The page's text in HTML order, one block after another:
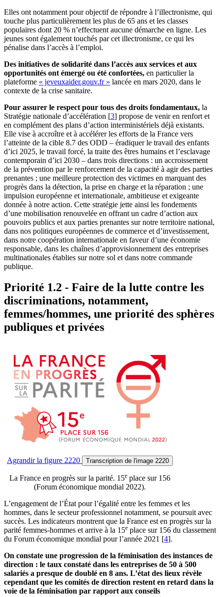
Elles ont notamment pour objectif de répondre à l’illectronisme, qui
touche plus particulièrement les plus de 65 ans et les classes
populaires dont 20 % n’effectuent aucune démarche en ligne. Les
jeunes sont également touchés par cet illectronisme, ce qui les
pénalise dans l’accès à l’emploi.
Des initiatives de solidarité dans l’accès aux services et aux
opportunités ont émergé ou été confortées, en particulier la
plateforme « jeveuxaider.gouv.fr » lancée en mars 2020, dans le
contexte de la crise sanitaire.
Pour assurer le respect pour tous des droits fondamentaux, la
Stratégie nationale d’accélération [3] propose de venir en renfort et
en complément des plans d’action interministériels déjà existants.
Elle vise à accroître et à accélérer les efforts de la France vers
l’atteinte de la cible 8.7 des ODD – éradiquer le travail des enfants
d’ici 2025, le travail forcé, la traite des êtres humains et l’esclavage
contemporain d’ici 2030 – dans trois directions : un accroissement
de la prévention par le renforcement de la capacité à agir des parties
prenantes ; une meilleure protection des victimes en marquant des
progrès dans la détection, la prise en charge et la réparation ; une
impulsion européenne et internationale, ambitieuse et exigeante
donnée à notre action. Cette stratégie jette ainsi les fondements
d’une mobilisation renouvelée en offrant un cadre d’action aux
pouvoirs publics et aux parties prenantes sur notre territoire national,
dans nos politiques européennes de commerce et d’investissement,
dans notre coopération internationale en faveur d’une économie
responsable, dans les chaînes d’approvisionnement des entreprises
multinationales établies sur notre sol et dans notre commande
publique.
Priorité 1.2 - Faire de la lutte contre les
discriminations, notamment,
femmes/hommes, une priorité des sphères
publiques et privées
Agrandirla figure 2220 Transcription de l'image 2220
La France en progrès sur la parité. 15e place sur 156
(Forum économique mondial 2022).
L’engagement de l’État pour l’égalité entre les femmes et les
hommes, dans le secteur professionnel notamment, se poursuit avec
succès. Les indicateurs montrent que la France est en progrès sur la
parité femmes-hommes et arrive à la 15e place sur 156 du classement
du Forum économique mondial pour l’année 2021 [4].
On constate une progression de la féminisation des instances de
direction : le taux constaté dans les entreprises de 50 à 500
salariés a presque de doublé en 8 ans. L’état des lieux révèle
cependant que les comités de direction restent en retard dans la
voie de la féminisation par rapport aux conseils